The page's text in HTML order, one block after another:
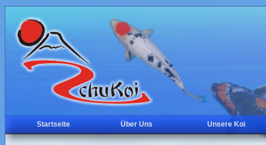
Startseite Über Uns Unsere Koi